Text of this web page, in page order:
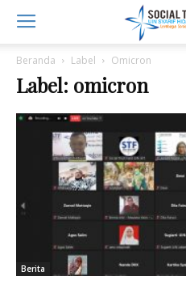
Beranda Label Omicron
Label: omicron
Berita